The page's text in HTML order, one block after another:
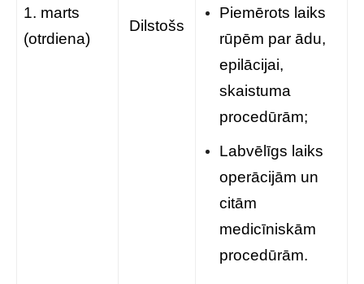
1. marts
(otrdiena)
Dilstošs
Piemērots laiks
rūpēm par ādu,
epilācijai,
skaistuma
procedūrām;
Labvēlīgs laiks
operācijām un
citām
medicīniskām
procedūrām.